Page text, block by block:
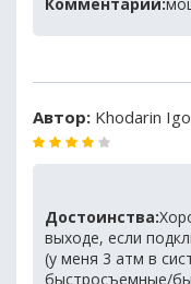
Автор: Khodarin
Достоинства:
выходе, если
(у меня 3 атм в
быстросъемные/